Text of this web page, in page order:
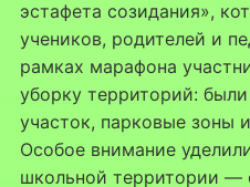
эстафета созидания»,
учеников, родителей и
рамках марафона
уборку территорий:
участок, парковые зоны
Особое внимание
школьной территории —